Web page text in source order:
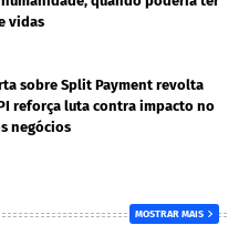
vidas
sobre Split Payment revolta
reforça luta contra impacto no
negócios
MOSTRAR MAIS